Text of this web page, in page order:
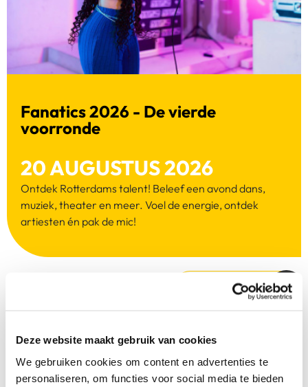
Deze website maakt gebruik van cookies
We gebruiken cookies om content en advertenties te
personaliseren, om functies voor social media te bieden
20 AUGUSTUS 2026
Fanatics 2026 - De vierde
voorronde
Ontdek Rotterdams talent! Beleef een avond dans,
muziek, theater en meer. Voel de energie, ontdek
artiesten én pak de mic!
LEES MEER